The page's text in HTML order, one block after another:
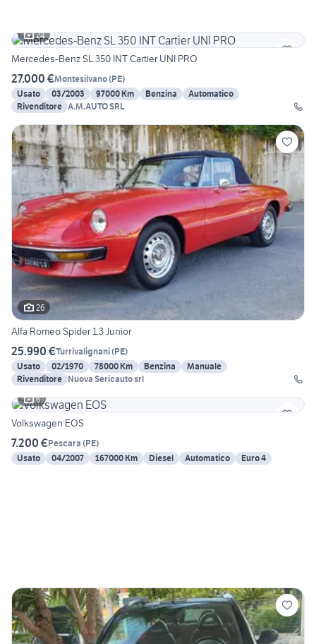
24
Mercedes-Benz SL 350 INT Cartier UNI PRO
27.000 €Montesilvano(PE)
Usato
03/2003 97000 Km Benzina
Automatico
Rivenditore A.M.AUTO SRL
26
Alfa Romeo Spider 1.3 Junior
25.990 €Turrivalignani(PE)
Usato
02/1970 78000 Km Benzina
Manuale
Rivenditore Nuova Sericauto srl
6
Volkswagen EOS
7.200 €Pescara (PE)
Usato
04/2007 167000 Km Diesel Automatico Euro 4